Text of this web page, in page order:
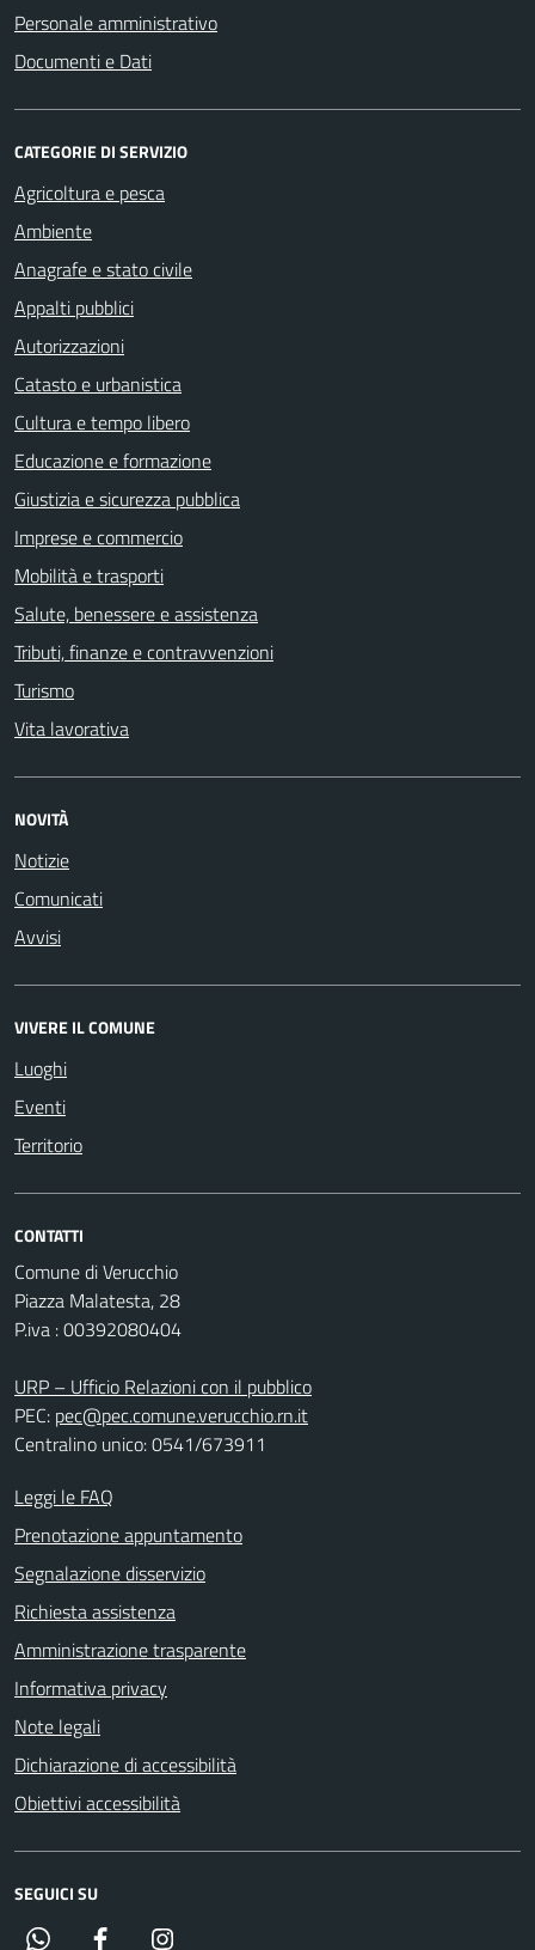
Personale amministrativo
Documenti e Dati
CATEGORIE DI SERVIZIO
Agricoltura e pesca
Ambiente
Anagrafe e stato civile
Appalti pubblici
Autorizzazioni
Catasto e urbanistica
Cultura e tempo libero
Educazione e formazione
Giustizia e sicurezza pubblica
Imprese e commercio
Mobilità e trasporti
Salute, benessere e assistenza
Tributi, finanze e contravvenzioni
Turismo
Vita lavorativa
NOVITÀ
Notizie
Comunicati
Avvisi
VIVERE IL COMUNE
Luoghi
Eventi
Territorio
CONTATTI
Comune di Verucchio
Piazza Malatesta, 28
P.iva : 00392080404
URP – Ufficio Relazioni con il pubblico
PEC: pec@pec.comune.verucchio.rn.it
Centralino unico: 0541/673911
Leggi le FAQ
Prenotazione appuntamento
Segnalazione disservizio
Richiesta assistenza
Amministrazione trasparente
Informativa privacy
Note legali
Dichiarazione di accessibilità
Obiettivi accessibilità
SEGUICI SU
Whatsapp Facebook